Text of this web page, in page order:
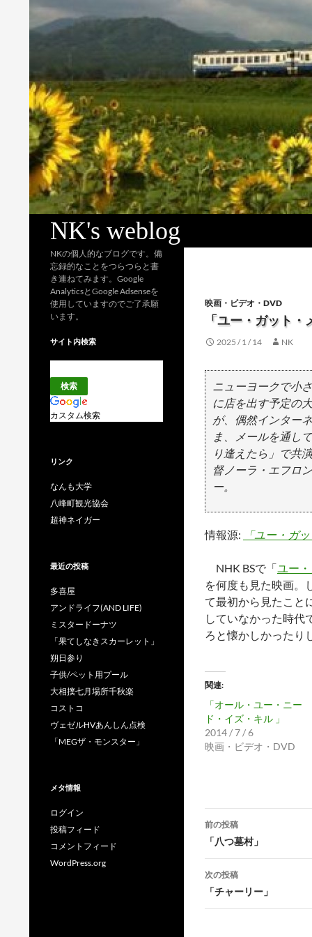
NK's weblog
映画・ビデオ・DVD
「ユー・ガット・
2025 / 1 / 14 NK
ニューヨークで小
に店を出す予定の
が、偶然インター
ま、メールを通し
り逢えたら」で共
督ノーラ・エフロ
ー。
情報源: 「ユー・ガ
NHK BSで「ユー
を何度も見た映画。
て最初から見たこと
していなかった時代
ろと懐かしかったり
関連
「オール・ユー・ニー
ド・イズ・キル 」
2014 / 7 / 6
映画・ビデオ・DVD
投
稿
ナ
ビ
ゲ
前の投稿
「八つ墓村」
次の投稿
「チャーリー」
NKの個人的なブログです。備
忘録的なことをつらつらと書
き連ねてみます。Google
AnalyticsとGoogle Adsenseを
使用していますのでご了承願
います。
サイト内検索
カスタム検索
リンク
なんも大学
八峰町観光協会
超神ネイガー
最近の投稿
多喜屋
アンドライフ(AND LIFE)
ミスタードーナツ
「果てしなきスカーレット」
朔日参り
子供/ペット用プール
大相撲七月場所千秋楽
コストコ
ヴェゼルHVあんしん点検
「MEGザ・モンスター」
メタ情報
ログイン
投稿フィード
コメントフィード
WordPress.org